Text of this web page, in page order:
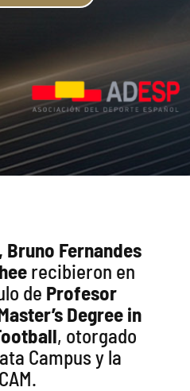
Fernandes
recibieron en
de Profesor
Degree in
, otorgado
Campus y la